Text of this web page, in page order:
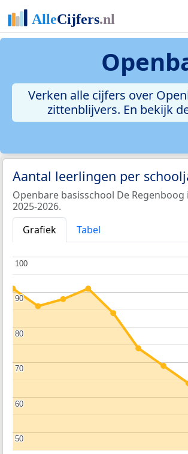
Verken alle cijfers over
zittenblijvers. En bekijk
Aantal leerlingen per
Openbare basisschool De
2025-2026.
Grafiek
Tabel
50
50
60
60
70
70
80
80
90
90
100
100